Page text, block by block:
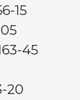
15
45
20